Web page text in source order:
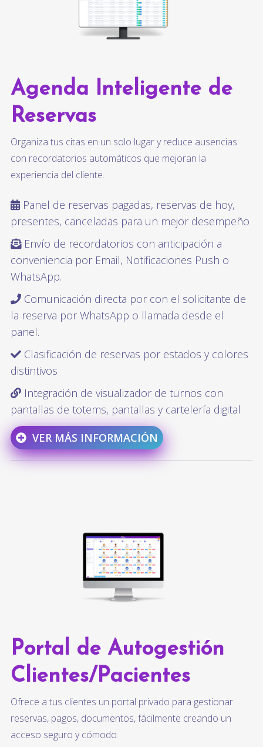
Agenda Inteligente de
Reservas
Organiza tus citas en un solo lugar y reduce ausencias
con recordatorios automáticos que mejoran la
experiencia del cliente.
Panel de reservas pagadas, reservas de hoy,
presentes, canceladas para un mejor desempeño
Envío de recordatorios con anticipación a
conveniencia por Email, Notificaciones Push o
WhatsApp.
Comunicación directa por con el solicitante de
la reserva por WhatsApp o llamada desde el
panel.
Clasificación de reservas por estados y colores
distintivos
Integración de visualizador de turnos con
pantallas de totems, pantallas y cartelería digital
VER MÁS INFORMACIÓN
Portal de Autogestión
Clientes/Pacientes
Ofrece a tus clientes un portal privado para gestionar
reservas, pagos, documentos, fácilmente creando un
acceso seguro y cómodo.